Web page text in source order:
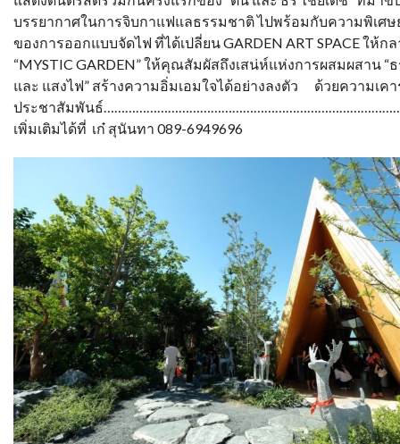
บรรยากาศในการจิบกาแฟแลธรรมชาติ ไปพร้อมกับความพิเศ
ของการออกแบบจัดไฟ ที่ได้เปลี่ยน GARDEN ART SPACE ให้ก
“MYSTIC GARDEN” ให้คุณสัมผัสถึงเสน่ห์แห่งการผสมผสาน “
และ แสงไฟ” สร้างความอิ่มเอมใจได้อย่างลงตัว ด้วยความเค
ประชาสัมพันธ์
เพิ่มเติมได้ที่ เก๋ สุนันทา 089-6949696